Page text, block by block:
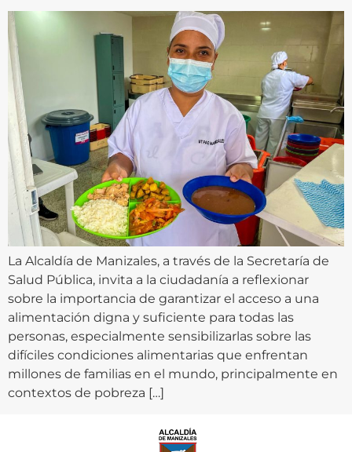
La Alcaldía de Manizales, a través de la Secretaría de
Salud Pública, invita a la ciudadanía a reflexionar
sobre la importancia de garantizar el acceso a una
alimentación digna y suficiente para todas las
personas, especialmente sensibilizarlas sobre las
difíciles condiciones alimentarias que enfrentan
millones de familias en el mundo, principalmente en
contextos de pobreza […]